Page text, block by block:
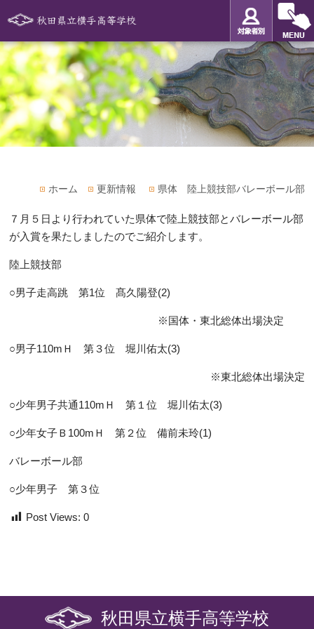
ホーム 更新情報 県体 陸上競技部バレーボール部
７月５日より行われていた県体で陸上競技部とバレーボール部
が入賞を果たしましたのでご紹介します。
陸上競技部
○男子走高跳 第1位 髙久陽登(2)
※国体・東北総体出場決定
○男子110mＨ 第３位 堀川佑太(3)
※東北総体出場決定
○少年男子共通110mＨ 第１位 堀川佑太(3)
○少年女子Ｂ100mＨ 第２位 備前未玲(1)
バレーボール部
○少年男子 第３位
Post Views: 0
秋田県立横手高等学校